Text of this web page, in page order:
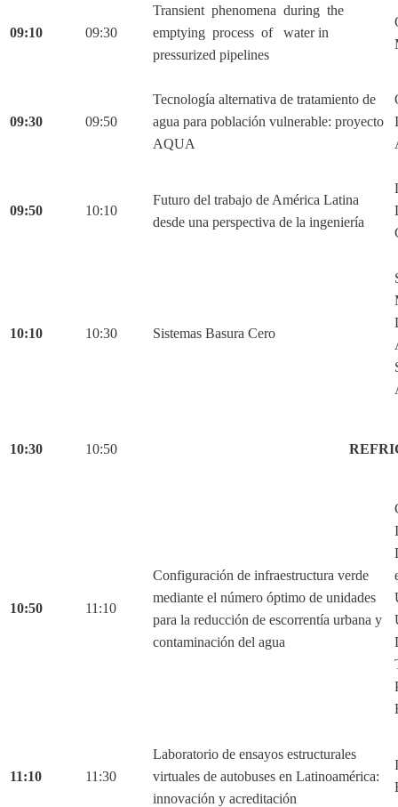
09:10 09:30
Transient phenomena during the
emptying process of water in
pressurized pipelines
09:30 09:50
Tecnología alternativa de tratamiento de
agua para población vulnerable: proyecto
AQUA
09:50 10:10
Futuro del trabajo de América Latina
desde una perspectiva de la ingeniería
10:10 10:30 Sistemas Basura Cero
10:30 10:50
10:50 11:10
Configuración de infraestructura verde
mediante el número óptimo de unidades
para la reducción de escorrentía urbana y
contaminación del agua
11:10 11:30
Laboratorio de ensayos estructurales
virtuales de autobuses en Latinoamérica:
innovación y acreditación